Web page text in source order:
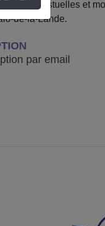
aux gestuelles et
de-la-Lande.
par email